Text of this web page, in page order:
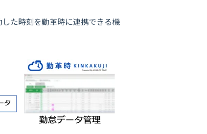
た時刻を勤革時に連携できる機